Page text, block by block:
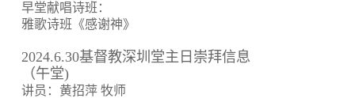
早堂献唱诗班：
雅歌诗班《感谢神》
2024.6.30基督教深圳堂主日崇拜信息
（午堂)
讲员：黄招萍 牧师